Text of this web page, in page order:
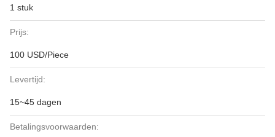
1 stuk
Prijs:
100 USD/Piece
Levertijd:
15~45 dagen
Betalingsvoorwaarden: